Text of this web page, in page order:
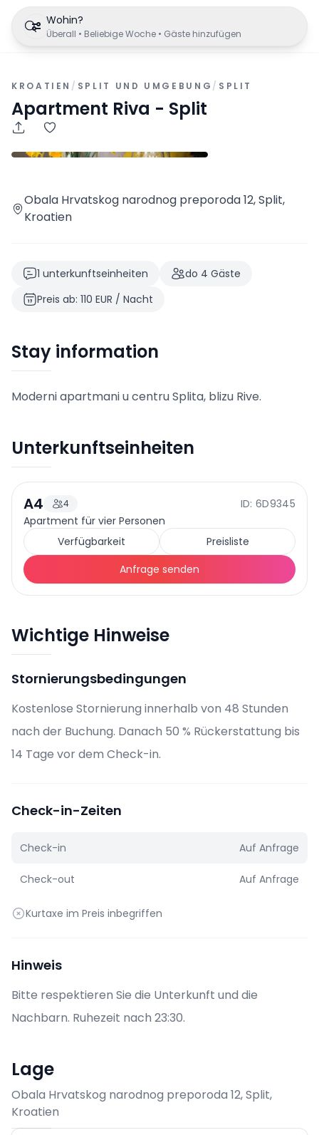
Wohin?
Überall • Beliebige Woche • Gäste hinzufügen
KROATIEN / SPLIT UND UMGEBUNG / SPLIT
Apartment Riva - Split
Obala Hrvatskog narodnog preporoda 12, Split,
Kroatien
1 unterkunftseinheiten do 4 Gäste
Preis ab: 110 EUR / Nacht
Stay information
Moderni apartmani u centru Splita, blizu Rive.
Unterkunftseinheiten
A4 4
ID: 6D9345
Apartment für vier Personen
Preis ab
Verfügbarkeit
Preisliste
Anfrage senden
Wichtige Hinweise
Stornierungsbedingungen
Kostenlose Stornierung innerhalb von 48 Stunden
nach der Buchung. Danach 50 % Rückerstattung bis
14 Tage vor dem Check-in.
Check-in-Zeiten
Check-in Auf Anfrage
Check-out Auf Anfrage
Kurtaxe im Preis inbegriffen
Hinweis
Bitte respektieren Sie die Unterkunft und die
Nachbarn. Ruhezeit nach 23:30.
Lage
Obala Hrvatskog narodnog preporoda 12, Split,
Kroatien